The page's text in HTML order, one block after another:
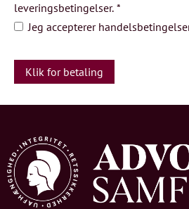
leveringsbetingelser. *
Jeg accepterer